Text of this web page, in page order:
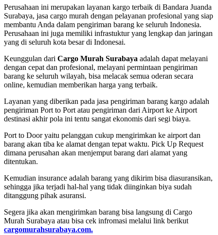
Perusahaan ini merupakan layanan kargo terbaik di Bandara Juanda
Surabaya, jasa cargo murah dengan pelayanan profesional yang siap
membantu Anda dalam pengiriman barang ke seluruh Indonesia.
Perusahaan ini juga memiliki infrastuktur yang lengkap dan jaringan
yang di seluruh kota besar di Indonesai.
Keunggulan dari Cargo Murah Surabaya adalah dapat melayani
dengan cepat dan profesional, melayani permintaan pengiriman
barang ke seluruh wilayah, bisa melacak semua oderan secara
online, kemudian memberikan harga yang terbaik.
Layanan yang diberikan pada jasa pengiriman barang kargo adalah
pengiriman Port to Port atau pengiriman dari Airport ke Airport
destinasi akhir pola ini tentu sangat ekonomis dari segi biaya.
Port to Door yaitu pelanggan cukup mengirimkan ke airport dan
barang akan tiba ke alamat dengan tepat waktu. Pick Up Request
dimana perusahan akan menjemput barang dari alamat yang
ditentukan.
Kemudian insurance adalah barang yang dikirim bisa diasuransikan,
sehingga jika terjadi hal-hal yang tidak diinginkan biya sudah
ditanggung pihak asuransi.
Segera jika akan mengirimkan barang bisa langsung di Cargo
Murah Surabaya atau bisa cek infromasi melalui link berikut
cargomurahsurabaya.com.